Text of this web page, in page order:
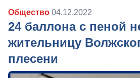
Общество 04.12.2022
24 баллона с пеной
жительницу
плесени